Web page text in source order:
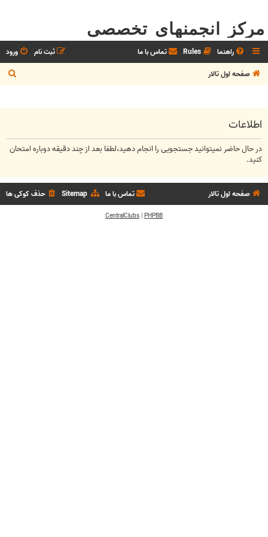
مرکز انجمنهای تخصصی
راهنما Rules تماس با ما ورود
ثبت نام
صفحه اول تالار
س
و
اطلاعات
در حال حاضر نمیتوانید جستجویی را انجام دهید،لطفا بعد از چند دقیقه دوباره امتحان
کنید.
صفحه اول تالار حذف کوکی ها Sitemap تماس با ما
PHPBB
|
CentralClubs